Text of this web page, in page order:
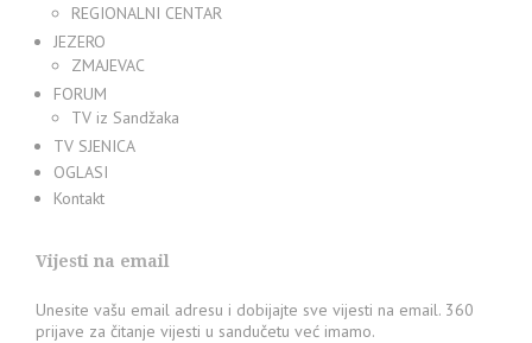
REGIONALNI CENTAR
JEZERO
ZMAJEVAC
FORUM
TV iz Sandžaka
TV SJENICA
OGLASI
Kontakt
Vijesti na email
Unesite vašu email adresu i dobijajte sve vijesti na email. 360
prijave za čitanje vijesti u sandučetu već imamo.